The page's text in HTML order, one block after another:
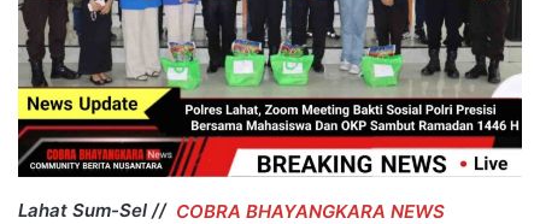
Lahat Sum-Sel // COBRA BHAYANGKARA NEWS